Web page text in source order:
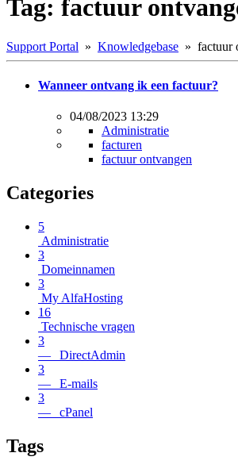
Tag: factuur
Support Portal » Knowledgebase » factuur
Wanneer ontvang ik een factuur?
04/08/2023 13:29
Administratie
facturen
factuur ontvangen
Categories
5
Administratie
3
Domeinnamen
3
My AlfaHosting
16
Technische vragen
3
— DirectAdmin
3
— E-mails
3
— cPanel
Tags